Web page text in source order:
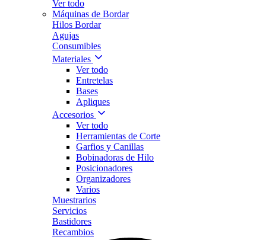
Ver todo
Máquinas de Bordar
Hilos Bordar
Agujas
Consumibles
Materiales
Ver todo
Entretelas
Bases
Apliques
Accesorios
Ver todo
Herramientas de Corte
Garfios y Canillas
Bobinadoras de Hilo
Posicionadores
Organizadores
Varios
Muestrarios
Servicios
Bastidores
Recambios